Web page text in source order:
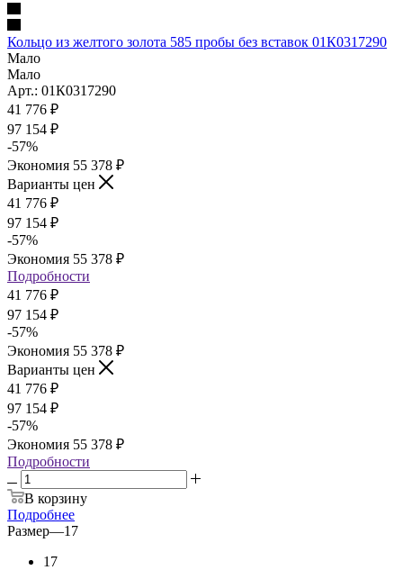
Кольцо из желтого золота 585 пробы без вставок 01К0317290
Мало
Мало
Арт.: 01К0317290
41 776 ₽
97 154 ₽
-57%
Экономия 55 378 ₽
Варианты цен
41 776 ₽
97 154 ₽
-57%
Экономия 55 378 ₽
Подробности
41 776 ₽
97 154 ₽
-57%
Экономия 55 378 ₽
Варианты цен
41 776 ₽
97 154 ₽
-57%
Экономия 55 378 ₽
Подробности
В корзину
Подробнее
Размер—17
17